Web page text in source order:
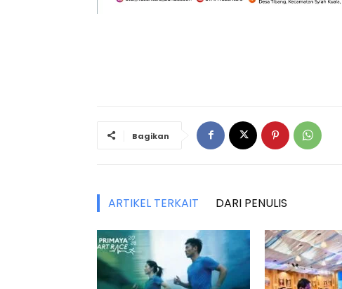
Bagikan
ARTIKEL TERKAIT DARI PENULIS